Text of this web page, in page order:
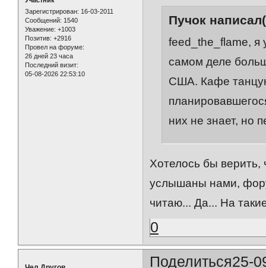
Зарегистрирован: 16-03-2011
Сообщений: 1540
Уважение: +1003
Позитив: +2916
Провел на форуме:
26 дней 23 часа
Последний визит:
05-08-2026 22:53:10
Пучок
feed_the_flame, я
самом деле
США. Кафе
них не знает, но
Хотелось бы верить,
услышаны нами,
читаю... Да... На
0
Поделиться25-